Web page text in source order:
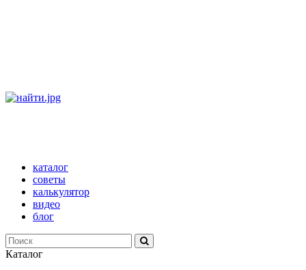
каталог
советы
калькулятор
видео
блог
Каталог